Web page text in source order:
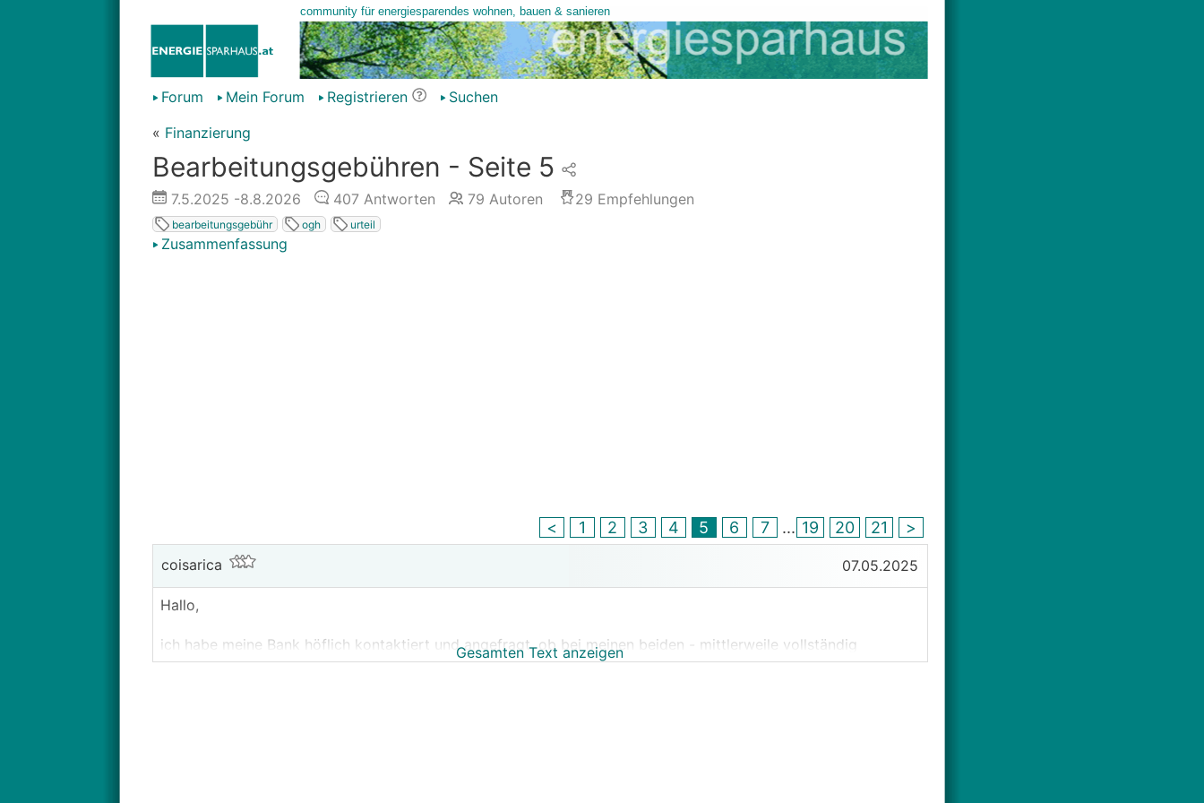
Forum Mein Forum Registrieren
Suchen
« Finanzierung
Bearbeitungsgebühren - Seite 5
7.5.2025 -8.8.2026 407Antworten 79 Autoren 29 Empfehlungen
bearbeitungsgebühr ogh urteil
Zusammenfassung
< 1 2 3 4 5 6 7 ... 19 20 21 >
coisarica 07.05.2025
Hallo,
ich habe meine Bank höflich kontaktiert und angefragt, ob bei meinen beiden - mittlerweile vollständig
getilgten - Krediten Bearbeitungsgebühren in Höhe von jeweils 1 % der Kreditsumme verrechnet wurden, die laut
Gesamten Text anzeigen